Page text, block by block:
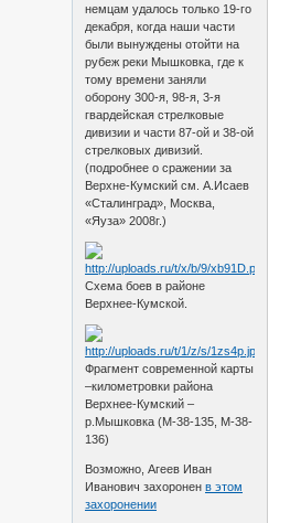
немцам удалось только 19-го
декабря, когда наши части
были вынуждены отойти на
рубеж реки Мышковка, где к
тому времени заняли
оборону 300-я, 98-я, 3-я
гвардейская стрелковые
дивизии и части 87-ой и 38-ой
стрелковых дивизий.
(подробнее о сражении за
Верхне-Кумский см. А.Исаев
«Сталинград», Москва,
«Яуза» 2008г.)
Схема боев в районе
Верхнее-Кумской.
Фрагмент современной карты
–километровки района
Верхнее-Кумский –
р.Мышковка (М-38-135, М-38-
136)
Возможно, Агеев Иван
Иванович захороненв этом
захоронении